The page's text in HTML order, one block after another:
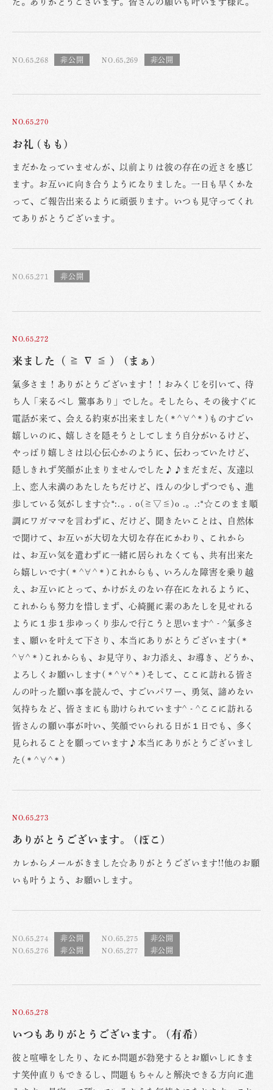
た。ありがとうございます。皆さんの願いも叶います様に。
NO.65,268 NO.65,269
NO.65,270
お礼 (もも)
まだかなっていませんが、以前よりは彼の存在の近さを感じ
ます。お互いに向き合うようになりました。一日も早くかな
って、ご報告出来るように頑張ります。いつも見守ってくれ
てありがとうございます。
NO.65,271
NO.65,272
来ました（ ≧ ∇ ≦ ） (まぁ)
氣多さま！ありがとうございます！！おみくじを引いて、待
ち人「来るべし 驚事あり」でした。そしたら、その後すぐに
電話が来て、会える約束が出来ました(＊^∀^＊)ものすごい
嬉しいのに、嬉しさを隠そうとしてしまう自分がいるけど、
やっぱり嬉しさは以心伝心かのように、伝わっていたけど、
隠しきれず笑顔が止まりませんでした♪♪まだまだ、友達以
上、恋人未満のあたしたちだけど、ほんの少しずつでも、進
歩している気がします☆*:.。. o(≧▽≦)o .。.:*☆このまま順
調にワガママを言わずに、だけど、聞きたいことは、自然体
で聞けて、お互いが大切な大切な存在にかわり、これから
は、お互い気を遣わずに一緒に居られなくても、共有出来た
ら嬉しいです(＊^∀^＊)これからも、いろんな障害を乗り越
え、お互いにとって、かけがえのない存在になれるように、
これからも努力を惜しまず、心綺麗に素のあたしを見せれる
ように１歩１歩ゆっくり歩んで行こうと思います^ - ^氣多さ
ま、願いを叶えて下さり、本当にありがとうございます(＊
^∀^＊)これからも、お見守り、お力添え、お導き、どうか、
よろしくお願いします(＊^∀^＊)そして、ここに訪れる皆さ
んの叶った願い事を読んで、すごいパワー、勇気、諦めない
気持ちなど、皆さまにも助けられています^ - ^ここに訪れる
皆さんの願い事が叶い、笑顔でいられる日が１日でも、多く
見られることを願っています♪本当にありがとうございまし
た(＊^∀^＊)
NO.65,273
ありがとうございます。 (ぽこ)
カレからメールがきました☆ありがとうございます!!他のお願
いも叶うよう、お願いします。
NO.65,274
NO.65,275
NO.65,276
NO.65,277
NO.65,278
いつもありがとうございます。 (有希)
彼と喧嘩をしたり、なにか問題が勃発するとお願いしにきま
す笑仲直りもできるし、問題もちゃんと解決できる方向に進